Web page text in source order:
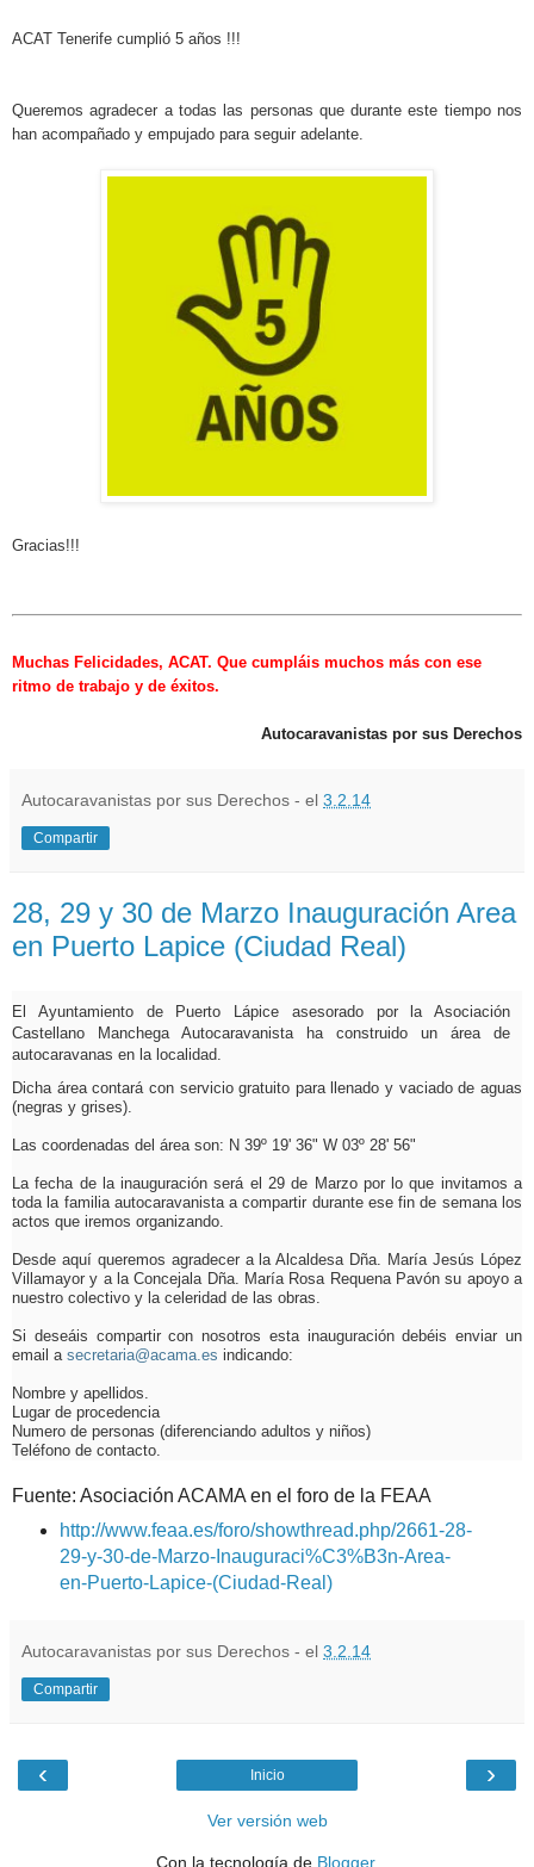
ACAT Tenerife cumplió 5 años !!!
Queremos agradecer a todas las personas que durante este tiempo nos
han acompañado y empujado para seguir adelante.
Gracias!!!
Muchas Felicidades, ACAT. Que cumpláis muchos más con ese
ritmo de trabajo y de éxitos.
Autocaravanistas por sus Derechos
Autocaravanistas por sus Derechos - el 3.2.14
Compartir
28, 29 y 30 de Marzo Inauguración Area
en Puerto Lapice (Ciudad Real)
El Ayuntamiento de Puerto Lápice asesorado por la Asociación
Castellano Manchega Autocaravanista ha construido un área de
autocaravanas en la localidad.
Dicha área contará con servicio gratuito para llenado y vaciado de aguas
(negras y grises).
Las coordenadas del área son: N 39º 19' 36" W 03º 28' 56"
La fecha de la inauguración será el 29 de Marzo por lo que invitamos a
toda la familia autocaravanista a compartir durante ese fin de semana los
actos que iremos organizando.
Desde aquí queremos agradecer a la Alcaldesa Dña. María Jesús López
Villamayor y a la Concejala Dña. María Rosa Requena Pavón su apoyo a
nuestro colectivo y la celeridad de las obras.
Si deseáis compartir con nosotros esta inauguración debéis enviar un
email a secretaria@acama.es indicando:
Nombre y apellidos.
Lugar de procedencia
Numero de personas (diferenciando adultos y niños)
Teléfono de contacto.
Fuente: Asociación ACAMA en el foro de la FEAA
http://www.feaa.es/foro/showthread.php/2661-28-
29-y-30-de-Marzo-Inauguraci%C3%B3n-Area-
en-Puerto-Lapice-(Ciudad-Real)
Autocaravanistas por sus Derechos - el 3.2.14
Compartir
‹ ›
Inicio
Ver versión web
Con la tecnología de Blogger.